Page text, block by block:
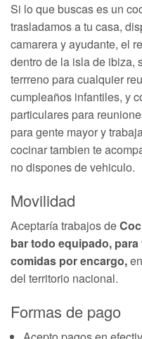
Si lo que buscas es un
trasladamos a tu casa,
camarera y ayudante, el
dentro de la isla de ibiza,
terrreno para cualquier
cumpleaños infantiles, y
particulares para
para gente mayor y
cocinar tambien te
no dispones de vehiculo.
Movilidad
Aceptaría trabajos de
bar todo equipado,
comidas por encargo,en
del territorio nacional.
Formas de pago